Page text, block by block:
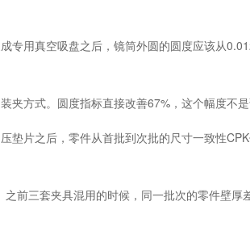
专用真空吸盘之后，镜筒外圆的圆度应该从
方式。圆度指标直接改善67%，这个幅度不是
垫片之后，零件从首批到次批的尺寸一致性
前三套夹具混用的时候，同一批次的零件壁